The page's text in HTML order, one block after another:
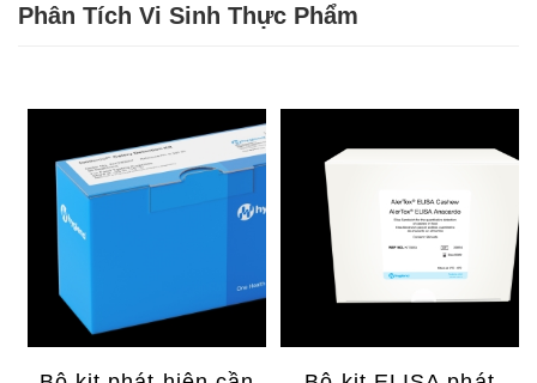
Phân Tích Vi Sinh Thực Phẩm